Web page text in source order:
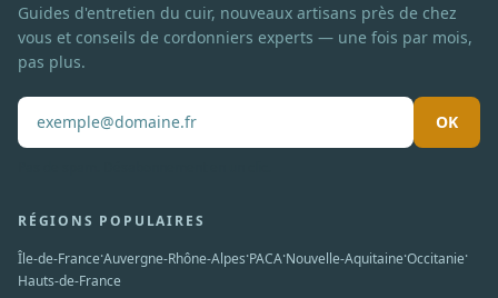
Guides d'entretien du cuir, nouveaux artisans près de chez
vous et conseils de cordonniers experts — une fois par mois,
pas plus.
OK
RÉGIONS POPULAIRES
Île-de-France·Auvergne-Rhône-Alpes·PACA·Nouvelle-Aquitaine·Occitanie·
Hauts-de-France